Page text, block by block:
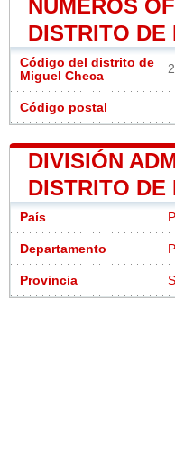
NÚMEROS
DISTRITO DE
Código del distrito de
Miguel Checa
Código postal
DIVISIÓN
DISTRITO DE
País
Departamento
Provincia